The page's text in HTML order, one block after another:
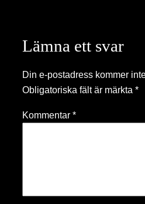
Lämna ett svar
Din e-postadress kommer
Obligatoriska fält är märkta *
Kommentar *